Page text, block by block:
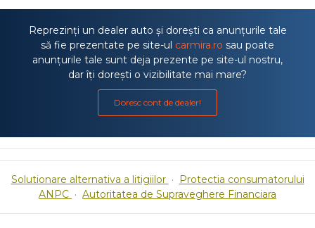
Reprezinți un dealer auto și dorești ca anunțurile tale
să fie prezentate pe site-ul carmira.ro sau poate
anunțurile tale sunt deja prezente pe site-ul nostru,
dar îți dorești o vizibilitate mai mare?
Doresc cont de dealer!
Solutionare alternativa a litigiilor · Protectia consumatorului
ANPC · Autoritatea de Supraveghere Financiara